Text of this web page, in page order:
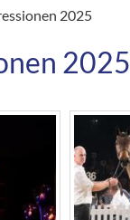
2025
2025